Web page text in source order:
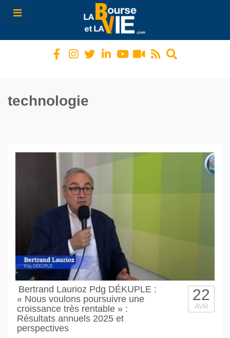
Toggle
navigation
technologie
Bertrand Laurioz Pdg DÉKUPLE :
« Nous voulons poursuivre une
croissance très rentable » :
Résultats annuels 2025 et
perspectives
22
AVR